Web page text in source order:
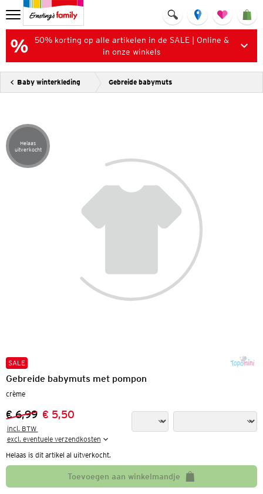
50% korting op alle artikelen in de SALE | Online &
in onze winkels
Baby winterkleding Gebreide babymuts
Artikel helaas uitverkocht
Helaas
uitverkocht
SALE
Gebreide babymuts met pompon
crème
Vorige prijs:
€ 6,99
Nieuwe prijs:
€ 5,50
incl. BTW
excl. eventuele verzendkosten
Helaas is dit artikel al uitverkocht.
Toevoegen aan winkelmandje